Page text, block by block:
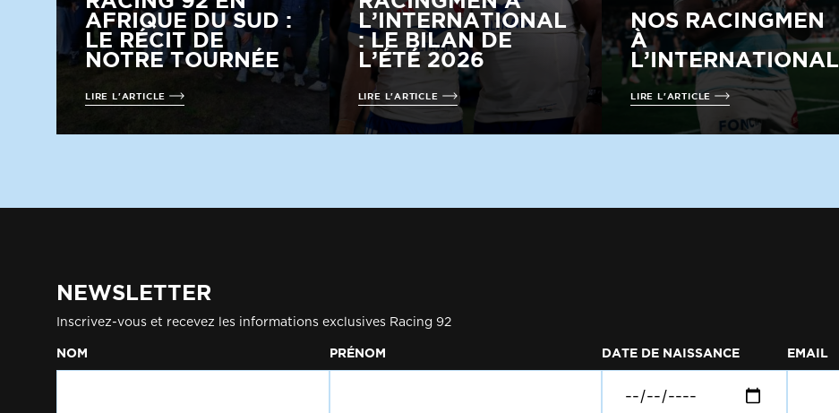
AFRIQUE DU SUD :
LE RÉCIT DE
NOTRE TOURNÉE
LIRE L'ARTICLE
L’INTERNATIONAL
: LE BILAN DE
L’ÉTÉ 2026
LIRE L'ARTICLE
NOS RACINGMEN
À
L’INTERNATIONAL
LIRE L'ARTICLE
NEWSLETTER
Inscrivez-vous et recevez les informations exclusives Racing 92
NOM PRÉNOM DATE DE NAISSANCE EMAIL